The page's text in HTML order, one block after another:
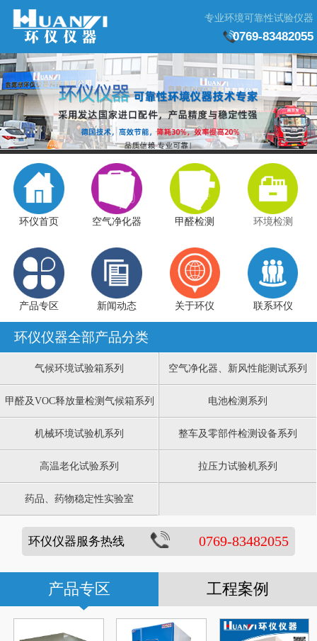
专业环境可靠性试验仪器
0769-83482055
环仪首页 空气净化器 甲醛检测 环境检测
产品专区 新闻动态 关于环仪 联系环仪
环仪仪器全部产品分类
气候环境试验箱系列 空气净化器、新风性能测试系列
甲醛及VOC释放量检测气候箱系列 电池检测系列
机械环境试验机系列 整车及零部件检测设备系列
高温老化试验系列 拉压力试验机系列
药品、药物稳定性实验室
环仪仪器服务热线 0769-83482055
产品专区 工程案例